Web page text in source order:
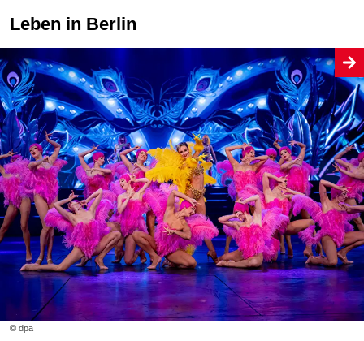
Leben in Berlin
© dpa